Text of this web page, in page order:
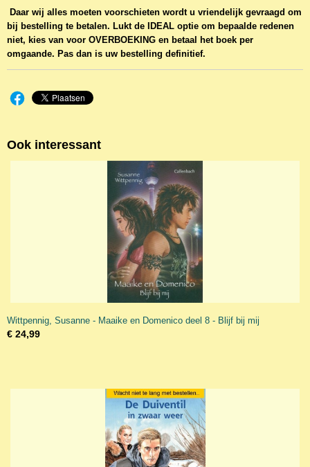
Daar wij alles moeten voorschieten wordt u vriendelijk gevraagd om
bij bestelling te betalen. Lukt de IDEAL optie om bepaalde redenen
niet, kies van voor OVERBOEKING en betaal het boek per
omgaande. Pas dan is uw bestelling definitief.
Ook interessant
Wittpennig, Susanne - Maaike en Domenico deel 8 - Blijf bij mij
€ 24,99